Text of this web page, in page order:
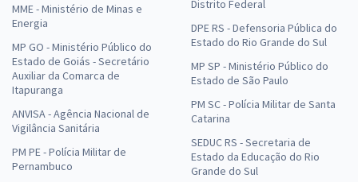
MME - Ministério de Minas e
Energia
MP GO - Ministério Público do
Estado de Goiás - Secretário
Auxiliar da Comarca de
Itapuranga
ANVISA - Agência Nacional de
Vigilância Sanitária
PM PE - Polícia Militar de
Pernambuco
Distrito Federal
DPE RS - Defensoria Pública do
Estado do Rio Grande do Sul
MP SP - Ministério Público do
Estado de São Paulo
PM SC - Polícia Militar de Santa
Catarina
SEDUC RS - Secretaria de
Estado da Educação do Rio
Grande do Sul